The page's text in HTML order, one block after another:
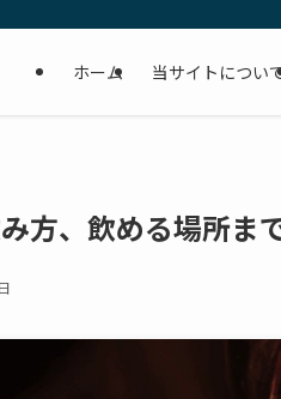
ホーム 当サイトについ
方、飲める場所ま